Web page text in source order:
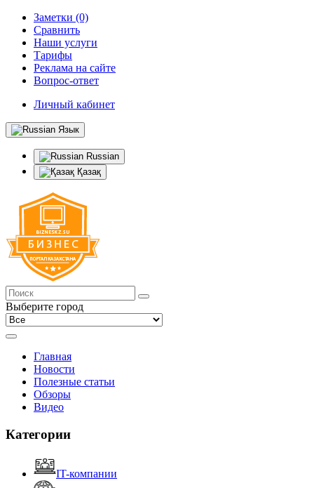
Заметки (0)
Сравнить
Наши услуги
Тарифы
Реклама на сайте
Вопрос-ответ
Личный кабинет
Язык
Russian
Қазақ
Выберите город
Главная
Новости
Полезные статьи
Обзоры
Видео
Категории
IT-компании